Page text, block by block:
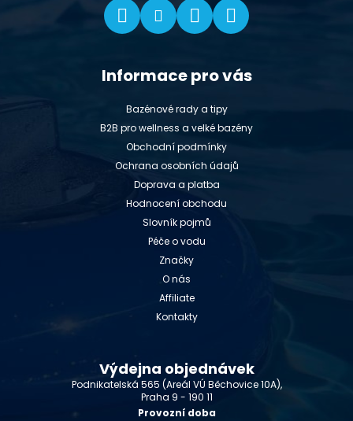
Informace pro vás
Bazénové rady a tipy
B2B pro wellness a velké bazény
Obchodní podmínky
Ochrana osobních údajů
Doprava a platba
Hodnocení obchodu
Slovník pojmů
Péče o vodu
Značky
O nás
Affiliate
Kontakty
Výdejna objednávek
Podnikatelská 565 (Areál VÚ Běchovice 10A),
Praha 9 - 190 11
Provozní doba